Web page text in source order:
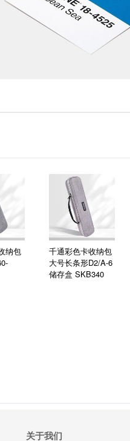
纳包
千通彩色卡收纳包
大号长条形D2/A-6
储存盒 SKB340
关于我们